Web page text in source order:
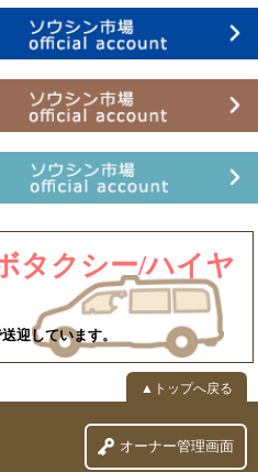
タクシー/ハイヤ
迎しています。
▲トップへ戻る
オーナー管理画面